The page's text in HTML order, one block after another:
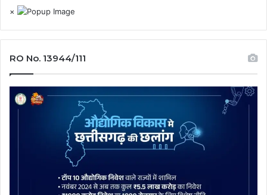
×
RO No. 13944/111